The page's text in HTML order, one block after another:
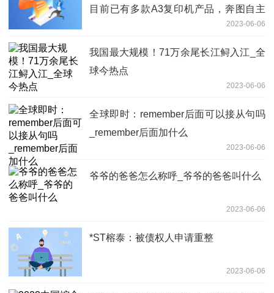
目前已有多款A3复印机产品，奔图自主
研发的A3黑白及彩色复印机预计本年度
内量产上市
2023-06-06
我国最大规模！71万余尾长江鲟入江_全
球今热点
2023-06-06
全球即时：remember后面可以接从句吗
_remember后面加什么
2023-06-06
爷爷的爸爸怎么称呼_爷爷的爸爸叫什么
2023-06-06
*ST榕泰：被债权人申请重整
2023-06-06